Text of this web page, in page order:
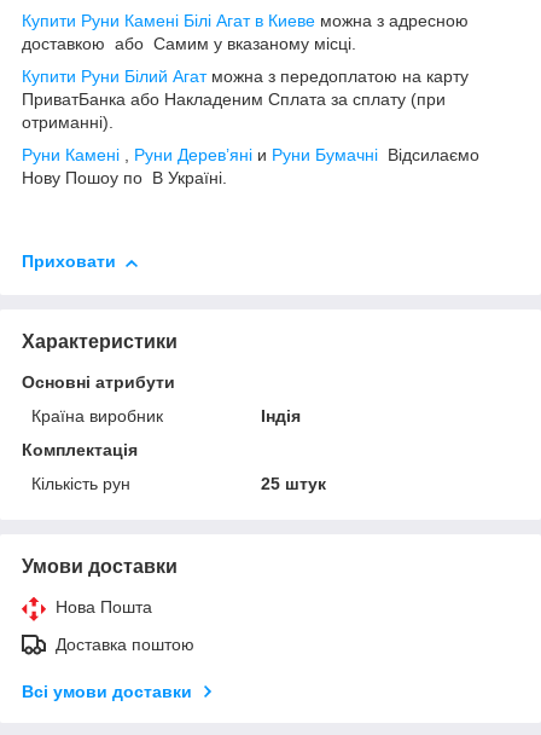
Купити Руни Камені Білі Агат в Киеве можна з адресною
доставкою або Самим у вказаному місці.
Купити Руни Білий Агатможна з передоплатою на карту
ПриватБанка або Накладеним Сплата за сплату (при
отриманні).
Руни Камені , Руни Дерев’яні и Руни Бумачні Відсилаємо
Нову Пошоу по В Україні.
Приховати
Характеристики
Основні атрибути
Країна виробник
Індія
Комплектація
Кількість рун
25 штук
Умови доставки
Нова Пошта
Доставка поштою
Всі умови доставки